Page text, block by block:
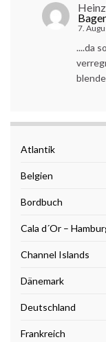
7.
....da
Atlantik
Belgien
Bordbuch
Cala d´Or –
Channel Islands
Dänemark
Deutschland
Frankreich